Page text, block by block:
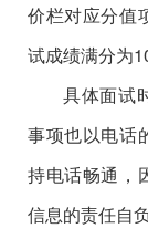
价栏对应分值
试成绩满分为
具体面试
事项也以电话
持电话畅通，
信息的责任自负